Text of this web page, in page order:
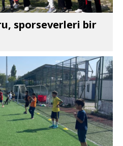
sporseverleri bir